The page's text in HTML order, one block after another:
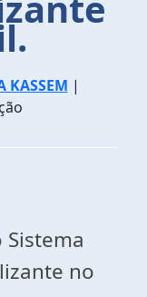
KASSEM |
no